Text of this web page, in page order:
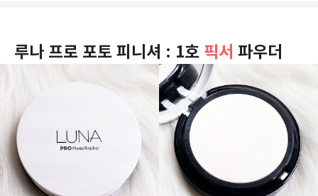
루나 프로 포토 피니셔 : 1호 픽서 파우더